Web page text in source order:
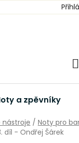
a zpěvníky
nástroje / Noty pro
díl - Ondřej Šárek